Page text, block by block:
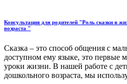
Консультация для родителей "Роль сказки в
возраста "
Сказка – это способ общения с
доступном ему языке, это первые
уроки жизни. В нашей работе с
дошкольного возраста, мы